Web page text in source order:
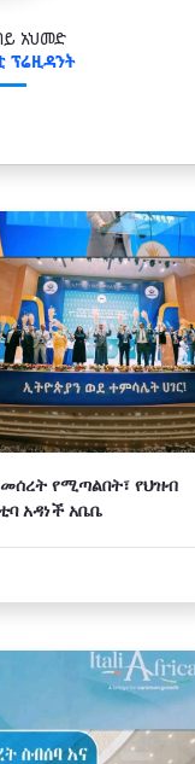
አህመድ
ፕሬዚዳንት
የሚጣልበት፣ የህዝብ
አዳነች አቤቤ